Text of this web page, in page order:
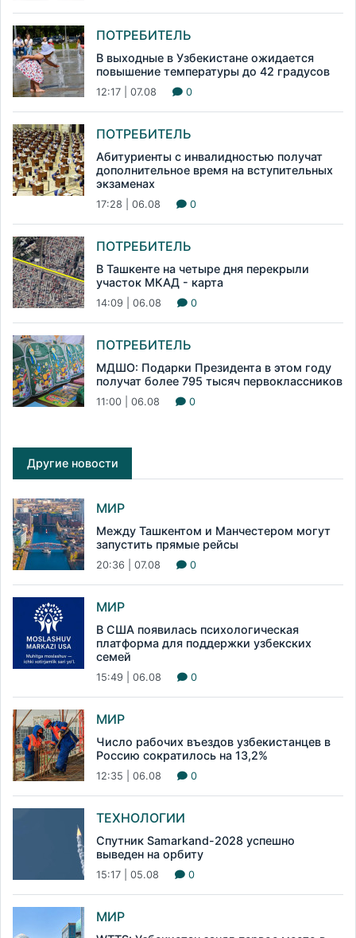
ПОТРЕБИТЕЛЬ
В выходные в Узбекистане ожидается
повышение температуры до 42 градусов
12:17 | 07.08 0
ПОТРЕБИТЕЛЬ
Абитуриенты с инвалидностью получат
дополнительное время на вступительных
экзаменах
17:28 | 06.08 0
ПОТРЕБИТЕЛЬ
В Ташкенте на четыре дня перекрыли
участок МКАД - карта
14:09 | 06.08 0
ПОТРЕБИТЕЛЬ
МДШО: Подарки Президента в этом году
получат более 795 тысяч первоклассников
11:00 | 06.08 0
Другие новости
МИР
Между Ташкентом и Манчестером могут
запустить прямые рейсы
20:36 | 07.08 0
МИР
В США появилась психологическая
платформа для поддержки узбекских
семей
15:49 | 06.08 0
МИР
Число рабочих въездов узбекистанцев в
Россию сократилось на 13,2%
12:35 | 06.08 0
ТЕХНОЛОГИИ
Спутник Samarkand-2028 успешно
выведен на орбиту
15:17 | 05.08 0
МИР